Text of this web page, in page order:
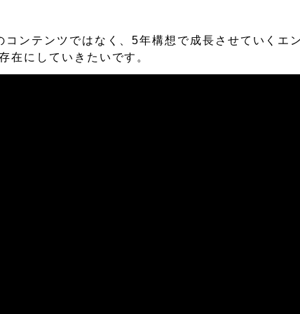
ンテンツではなく、5年構想で成長させていくエ
在にしていきたいです。